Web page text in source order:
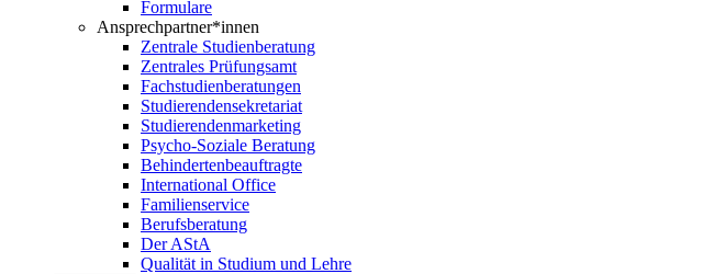
Formulare
Ansprechpartner*innen
Zentrale Studienberatung
Zentrales Prüfungsamt
Fachstudienberatungen
Studierendensekretariat
Studierendenmarketing
Psycho-Soziale Beratung
Behindertenbeauftragte
International Office
Familienservice
Berufsberatung
Der AStA
Qualität in Studium und Lehre